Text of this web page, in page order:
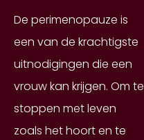
De perimenopauze is
een van de krachtigste
uitnodigingen die een
vrouw kan krijgen. Om te
stoppen met leven
zoals het hoort en te